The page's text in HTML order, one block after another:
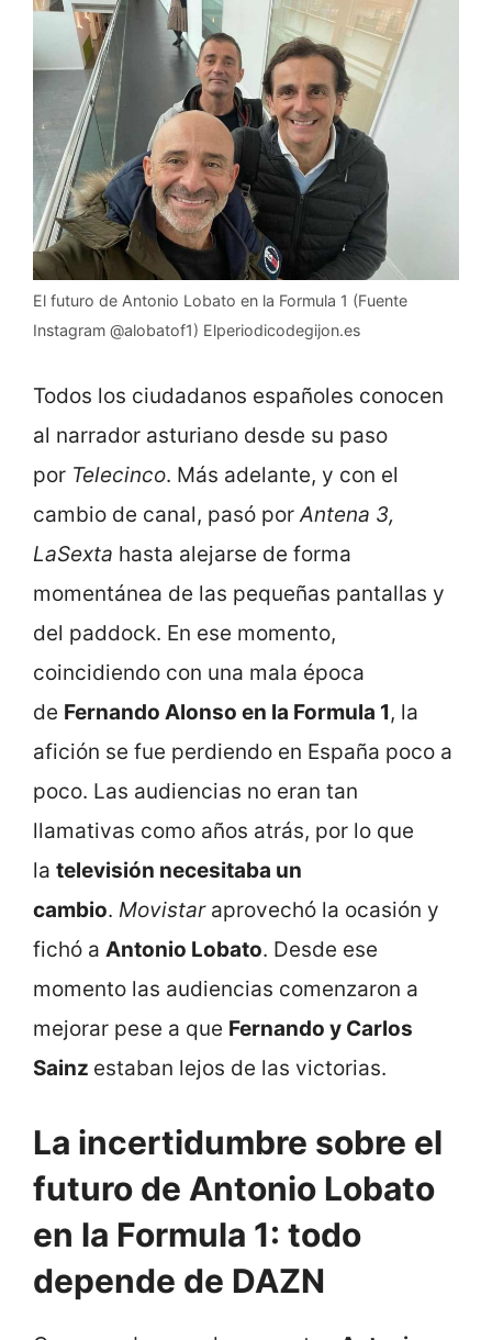
El futuro de Antonio Lobato en la Formula 1 (Fuente
Instagram @alobatof1) Elperiodicodegijon.es
Todos los ciudadanos españoles conocen
al narrador asturiano desde su paso
por Telecinco. Más adelante, y con el
cambio de canal, pasó porAntena 3,
LaSexta hasta alejarse de forma
momentánea de las pequeñas pantallas y
del paddock. En ese momento,
coincidiendo con una mala época
de Fernando Alonso en la Formula 1, la
afición se fue perdiendo en España poco a
poco. Las audiencias no eran tan
llamativas como años atrás, por lo que
la televisión necesitaba un
cambio. Movistar aprovechó la ocasión y
fichó a Antonio Lobato. Desde ese
momento las audiencias comenzaron a
mejorar pese a que Fernando y Carlos
Sainz estaban lejos de las victorias.
La incertidumbre sobre el
futuro de Antonio Lobato
en la Formula 1: todo
depende de DAZN